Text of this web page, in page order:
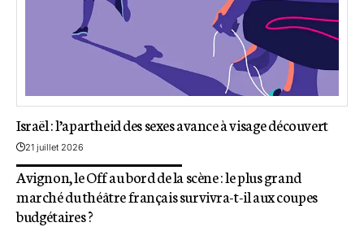
Israël : l’apartheid des sexes avance à visage découvert
21 juillet 2026
Avignon, le Off au bord de la scène : le plus grand
marché du théâtre français survivra-t-il aux coupes
budgétaires ?